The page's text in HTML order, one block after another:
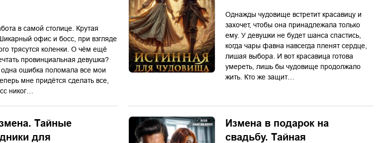
в самой столице. Крутая
офис и босс, при взгляде
трясутся коленки. О чём ещё
провинциальная девушка?
одна ошибка поломала все мои
мне придётся сделать все,
никог…
Однажды чудовище встретит красавицу и
захочет, чтобы она принадлежала только
ему. У девушки не будет шанса спастись,
когда чары фавна навсегда пленят сердце,
лишая выбора. И вот красавица готова
умереть, лишь бы чудовище продолжало
жить. Кто же защит…
Тайные
для
Измена в подарок на
свадьбу. Тайная